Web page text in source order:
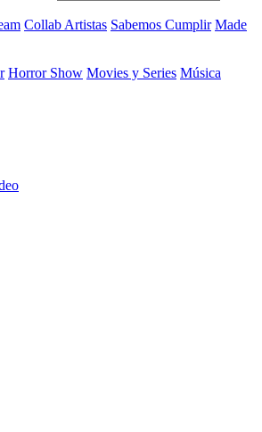
Collab Artistas Sabemos Cumplir Made
Horror Show Movies y Series Música